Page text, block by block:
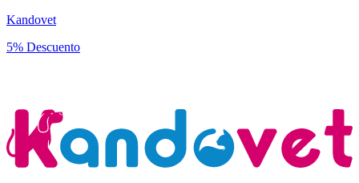
Kandovet
5% Descuento